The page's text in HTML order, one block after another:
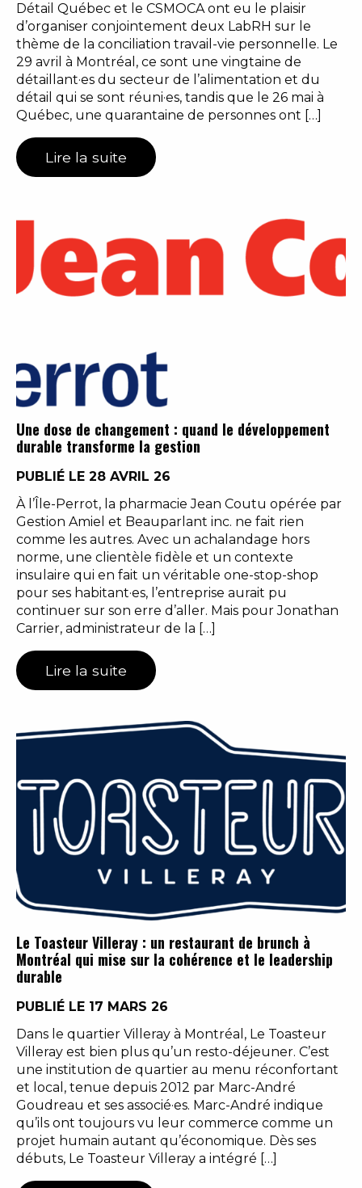
Détail Québec et le CSMOCA ont eu le plaisir
d’organiser conjointement deux LabRH sur le
thème de la conciliation travail-vie personnelle. Le
29 avril à Montréal, ce sont une vingtaine de
détaillant·es du secteur de l’alimentation et du
détail qui se sont réuni·es, tandis que le 26 mai à
Québec, une quarantaine de personnes ont […]
Lire la suite
Une dose de changement : quand le développement
durable transforme la gestion
PUBLIÉ LE 28 AVRIL 26
À l’Île-Perrot, la pharmacie Jean Coutu opérée par
Gestion Amiel et Beauparlant inc. ne fait rien
comme les autres. Avec un achalandage hors
norme, une clientèle fidèle et un contexte
insulaire qui en fait un véritable one-stop-shop
pour ses habitant·es, l’entreprise aurait pu
continuer sur son erre d’aller. Mais pour Jonathan
Carrier, administrateur de la […]
Lire la suite
Le Toasteur Villeray : un restaurant de brunch à
Montréal qui mise sur la cohérence et le leadership
durable
PUBLIÉ LE 17 MARS 26
Dans le quartier Villeray à Montréal, Le Toasteur
Villeray est bien plus qu’un resto-déjeuner. C’est
une institution de quartier au menu réconfortant
et local, tenue depuis 2012 par Marc-André
Goudreau et ses associé·es. Marc-André indique
qu’ils ont toujours vu leur commerce comme un
projet humain autant qu’économique. Dès ses
débuts, Le Toasteur Villeray a intégré […]